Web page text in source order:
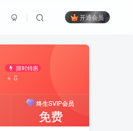
开通会员
限时特惠
￥8
终生SVIP会员
免费